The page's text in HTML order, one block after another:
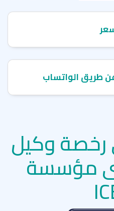
طريق الواتساب
رخصة وكيل
مؤسسة